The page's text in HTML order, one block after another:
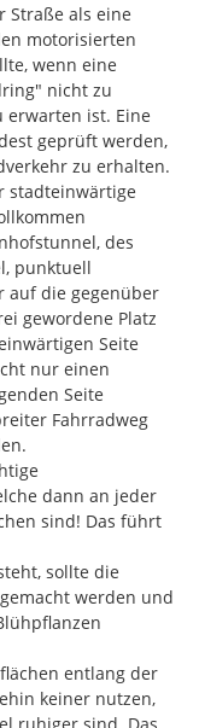
Straße als eine
motorisierten
wenn eine
nicht zu
ist. Eine
geprüft werden,
zu erhalten.
stadteinwärtige
des
punktuell
auf die gegenüber
gewordene Platz
Seite
nur einen
Seite
Fahrradweg
dann an jeder
sind! Das führt
sollte die
werden und
entlang der
keiner nutzen,
ruhiger sind. Das